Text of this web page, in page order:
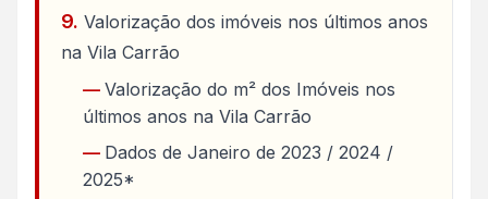
Valorização dos imóveis nos últimos anos
na Vila Carrão
Valorização do m² dos Imóveis nos
últimos anos na Vila Carrão
Dados de Janeiro de 2023 / 2024 /
2025*